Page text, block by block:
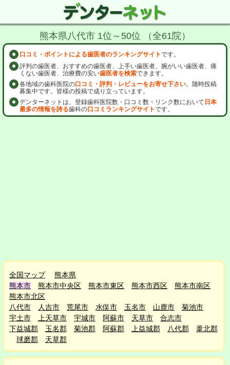
熊本県八代市 1位～50位 （全61院）
口コミ・ポイントによる歯医者のランキングサイトです。
評判の歯医者、おすすめの歯医者、上手い歯医者、腕がいい歯医者、痛
くない歯医者、治療費の安い歯医者を検索できます。
各地域の歯科医院の口コミ・評判・レビューをお寄せ下さい。随時投稿
募集中です。皆様の投稿で成り立っています。
デンターネットは、登録歯科医院数・口コミ数・リンク数において 日本
最多の情報を誇る歯科の口コミランキングサイトです。
全国マップ
熊本県
熊本市
熊本市中央区 熊本市東区 熊本市西区
熊本市南区
熊本市北区
八代市
人吉市 荒尾市 水俣市 玉名市 山鹿市
菊池市
宇土市
上天草市 宇城市 阿蘇市 天草市
合志市
下益城郡
玉名郡 菊池郡 阿蘇郡 上益城郡 八代郡
葦北郡
球磨郡
天草郡